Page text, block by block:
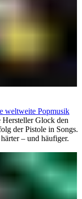
weltweite Popmusik
Hersteller Glock den
der Pistole in Songs.
– und häufiger.